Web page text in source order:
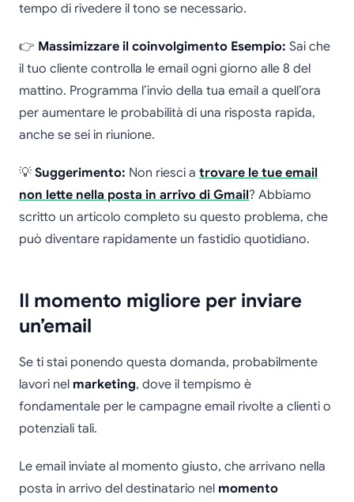
tempo di rivedere il tono se necessario.
👉 Massimizzare il coinvolgimento Esempio: Sai che
il tuo cliente controlla le email ogni giorno alle 8 del
mattino. Programma l’invio della tua email a quell’ora
per aumentare le probabilità di una risposta rapida,
anche se sei in riunione.
💡 Suggerimento: Non riesci a trovare le tue email
non lette nella posta in arrivo di Gmail? Abbiamo
scritto un articolo completo su questo problema, che
può diventare rapidamente un fastidio quotidiano.
Il momento migliore per inviare
un’email
Se ti stai ponendo questa domanda, probabilmente
lavori nel marketing, dove il tempismo è
fondamentale per le campagne email rivolte a clienti o
potenziali tali.
Le email inviate al momento giusto, che arrivano nella
posta in arrivo del destinatario nel momento